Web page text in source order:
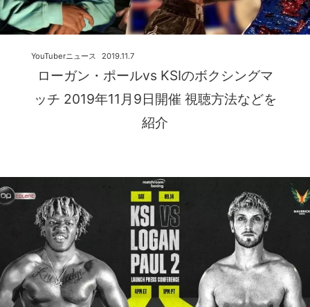
ローガン・ポールvs KSIのボクシングマ
ッチ 2019年11月9日開催 視聴方法などを
紹介
2019.11.7
YouTuberニュース